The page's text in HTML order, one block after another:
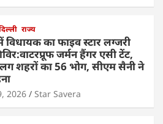
राज्य
विधायक का फाइव स्टार लग्जरी
जर्मन हैंगर एसी टेंट,
शहरों का 56 भोग, सीएम सैनी ने
2026 Star Savera